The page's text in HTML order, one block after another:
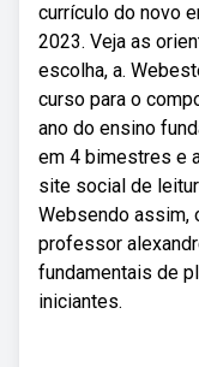
currículo do novo
2023. Veja as
escolha, a.
curso para o
ano do ensino
em 4 bimestres e
site social de
Websendo assim,
professor
fundamentais de
iniciantes.